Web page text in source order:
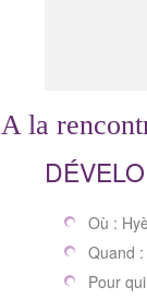
A la
Où :
Quand :
Pour